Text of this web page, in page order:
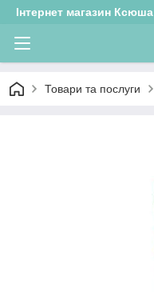
Інтернет магазин Ксюша
Товари та послуги